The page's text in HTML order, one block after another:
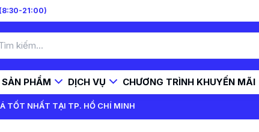
21:00)
SẢN PHẨM DỊCH VỤ CHƯƠNG TRÌNH KHUYẾN MÃI
TỐT NHẤT TẠI TP. HỒ CHÍ MINH